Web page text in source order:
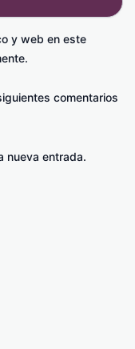
y web en este
comentarios
nueva entrada.